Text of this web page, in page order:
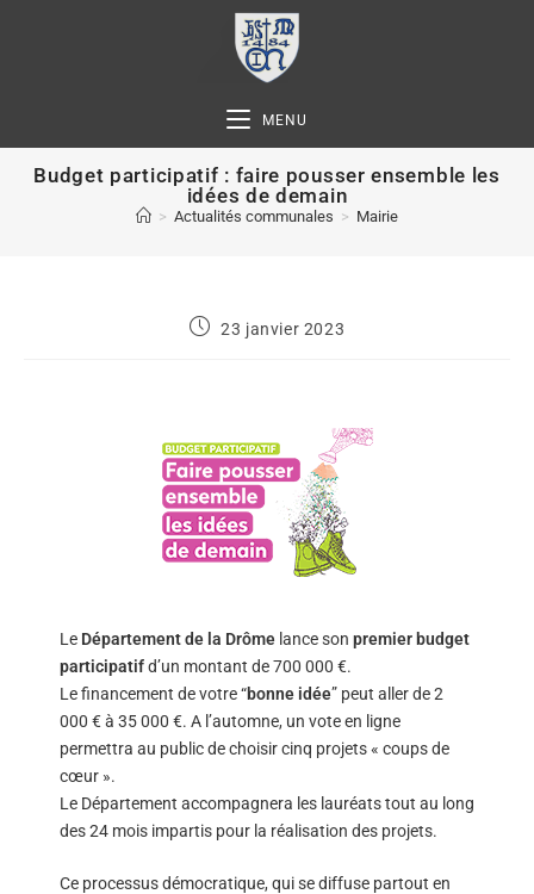
MENU
Budget participatif : faire pousser ensemble les
idées de demain
> Actualités communales > Mairie
23 janvier 2023
Le Département de la Drôme lance son premier budget
participatifd’un montant de 700 000 €.
Le financement de votre “bonne idée” peut aller de 2
000 € à 35 000 €. A l’automne, un vote en ligne
permettra au public de choisir cinq projets « coups de
cœur ».
Le Département accompagnera les lauréats tout au long
des 24 mois impartis pour la réalisation des projets.
Ce processus démocratique, qui se diffuse partout en